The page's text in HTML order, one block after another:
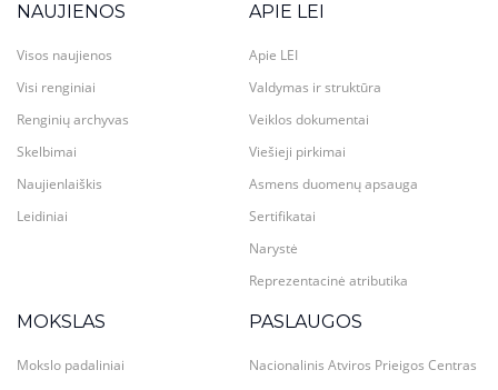
NAUJIENOS
Visos naujienos
Visi renginiai
Renginių archyvas
Skelbimai
Naujienlaiškis
Leidiniai
APIE LEI
Apie LEI
Valdymas ir struktūra
Veiklos dokumentai
Viešieji pirkimai
Asmens duomenų apsauga
Sertifikatai
Narystė
Reprezentacinė atributika
MOKSLAS
Mokslo padaliniai
PASLAUGOS
Nacionalinis Atviros Prieigos Centras